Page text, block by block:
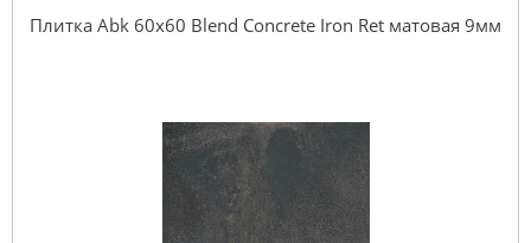
Плитка Abk 60x60 Blend Concrete Iron Ret матовая 9мм